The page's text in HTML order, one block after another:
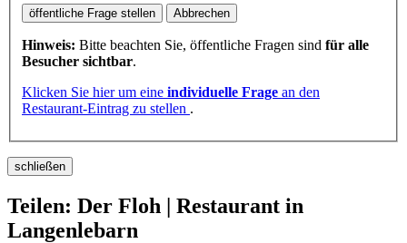
öffentliche Frage stellen Abbrechen
Hinweis: Bitte beachten Sie, öffentliche Fragen sind für alle
Besucher sichtbar.
Klicken Sie hier um eine individuelle Frage an den
Restaurant-Eintrag zu stellen .
schließen
Teilen: Der Floh | Restaurant in
Langenlebarn